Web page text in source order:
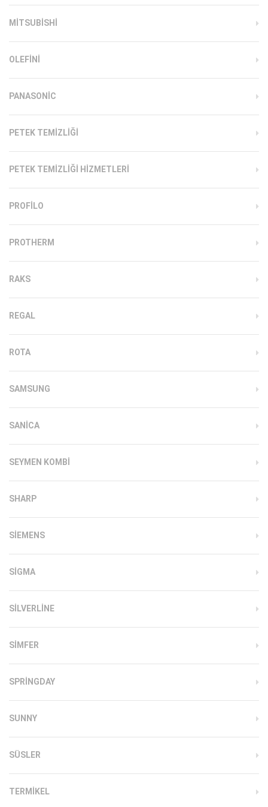
MITSUBISHI
OLEFINI
PANASONIC
PETEK TEMIZLIĞI
PETEK TEMIZLIĞI HIZMETLERI
PROFILO
PROTHERM
RAKS
REGAL
ROTA
SAMSUNG
SANICA
SEYMEN KOMBI
SHARP
SIEMENS
SIGMA
SILVERLINE
SIMFER
SPRINGDAY
SUNNY
SÜSLER
TERMIKEL